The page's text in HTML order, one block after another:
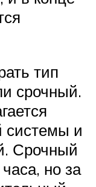
тип
срочный.
системы и
Срочный
но за